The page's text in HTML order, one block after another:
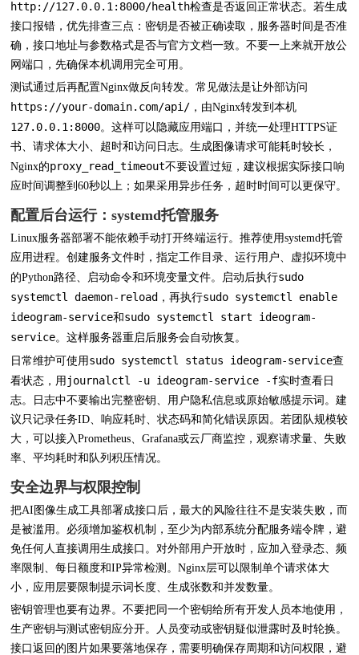
http://127.0.0.1:8000/health检查是否返回正常状态。若生成
接口报错，优先排查三点：密钥是否被正确读取，服务器时间是否准
确，接口地址与参数格式是否与官方文档一致。不要一上来就开放公
网端口，先确保本机调用完全可用。
测试通过后再配置Nginx做反向转发。常见做法是让外部访问
https://your-domain.com/api/ ，由Nginx转发到本机
127.0.0.1:8000。这样可以隐藏应用端口，并统一处理HTTPS证
书、请求体大小、超时和访问日志。生成图像请求可能耗时较长，
Nginx的proxy_read_timeout不要设置过短，建议根据实际接口响
应时间调整到60秒以上；如果采用异步任务，超时时间可以更保守。
配置后台运行：systemd托管服务
Linux服务器部署不能依赖手动打开终端运行。推荐使用systemd托管
应用进程。创建服务文件时，指定工作目录、运行用户、虚拟环境中
的Python路径、启动命令和环境变量文件。启动后执行sudo
systemctl daemon-reload ，再执行sudo systemctl enable
ideogram-service和sudo systemctl start ideogram-
service。这样服务器重启后服务会自动恢复。
日常维护可使用 sudo systemctl status ideogram-service查
看状态，用 journalctl -u ideogram-service -f实时查看日
志。日志中不要输出完整密钥、用户隐私信息或原始敏感提示词。建
议只记录任务ID、响应耗时、状态码和简化错误原因。若团队规模较
大，可以接入Prometheus、Grafana或云厂商监控，观察请求量、失败
率、平均耗时和队列积压情况。
安全边界与权限控制
把AI图像生成工具部署成接口后，最大的风险往往不是安装失败，而
是被滥用。必须增加鉴权机制，至少为内部系统分配服务端令牌，避
免任何人直接调用生成接口。对外部用户开放时，应加入登录态、频
率限制、每日额度和IP异常检测。Nginx层可以限制单个请求体大
小，应用层要限制提示词长度、生成张数和并发数量。
密钥管理也要有边界。不要把同一个密钥给所有开发人员本地使用，
生产密钥与测试密钥应分开。人员变动或密钥疑似泄露时及时轮换。
接口返回的图片如果要落地保存，需要明确保存周期和访问权限，避